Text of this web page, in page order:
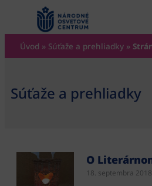
content
Úvod » Súťaže a prehliadky »
Súťaže a prehliadky
O
18. septembra 2018